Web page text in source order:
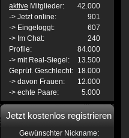
aktive Mitglieder:
42.000
-> Jetzt online:
901
-> Eingeloggt:
607
-> Im Chat:
240
Profile:
84.000
-> mit Real-Siegel:
13.500
Geprüf. Geschlecht: 18.000
-> davon Frauen:
12.000
-> echte Paare:
5.000
Jetzt kostenlos registrieren
Gewünschter Nickname: